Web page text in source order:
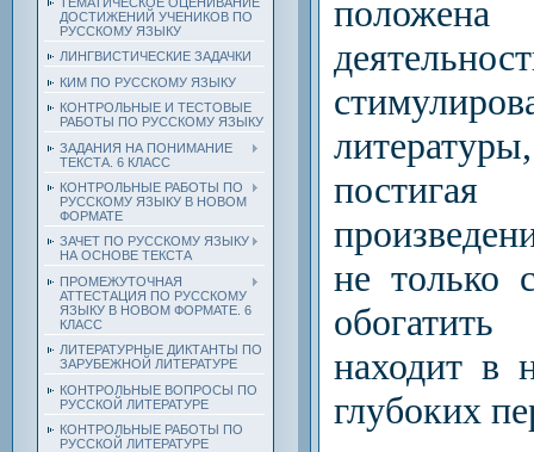
ДОСТИЖЕНИЙ УЧЕНИКОВ ПО
РУССКОМУ ЯЗЫКУ
ЛИНГВИСТИЧЕСКИЕ ЗАДАЧКИ
КИМ ПО РУССКОМУ ЯЗЫКУ
КОНТРОЛЬНЫЕ И ТЕСТОВЫЕ
РАБОТЫ ПО РУССКОМУ ЯЗЫКУ
ЗАДАНИЯ НА ПОНИМАНИЕ
ТЕКСТА. 6 КЛАСС
КОНТРОЛЬНЫЕ РАБОТЫ ПО
РУССКОМУ ЯЗЫКУ В НОВОМ
ФОРМАТЕ
ЗАЧЕТ ПО РУССКОМУ ЯЗЫКУ
НА ОСНОВЕ ТЕКСТА
ПРОМЕЖУТОЧНАЯ
АТТЕСТАЦИЯ ПО РУССКОМУ
ЯЗЫКУ В НОВОМ ФОРМАТЕ. 6
КЛАСС
ЛИТЕРАТУРНЫЕ ДИКТАНТЫ ПО
ЗАРУБЕЖНОЙ ЛИТЕРАТУРЕ
КОНТРОЛЬНЫЕ ВОПРОСЫ ПО
РУССКОЙ ЛИТЕРАТУРЕ
КОНТРОЛЬНЫЕ РАБОТЫ ПО
РУССКОЙ ЛИТЕРАТУРЕ
не только
находит в
глубоких